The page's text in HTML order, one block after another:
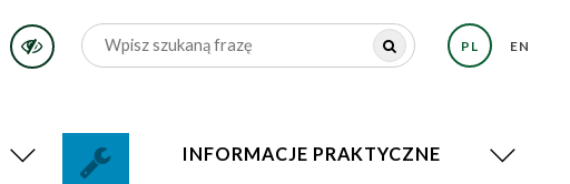
PL EN
INFORMACJE PRAKTYCZNE